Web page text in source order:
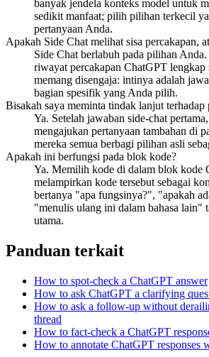
banyak jendela konteks model untuk
sedikit manfaat; pilih pilihan terkecil
pertanyaan Anda.
Apakah Side Chat melihat sisa percakapan,
Side Chat berlabuh pada pilihan
riwayat percakapan ChatGPT lengkap
memang disengaja: intinya adalah
bagian spesifik yang Anda pilih.
Bisakah saya meminta tindak lanjut terhadap
Ya. Setelah jawaban side-chat
mengajukan pertanyaan tambahan di
mereka semua berbagi pilihan asli
Apakah ini berfungsi pada blok kode?
Ya. Memilih kode di dalam blok kode
melampirkan kode tersebut sebagai
bertanya "apa fungsinya?", "apakah
"menulis ulang ini dalam bahasa lain"
utama.
Panduan terkait
How to spot-check a ChatGPT answer
How to ask ChatGPT a clarifying
How to ask a follow-up without
thread
How to fact-check a ChatGPT
How to annotate ChatGPT responses